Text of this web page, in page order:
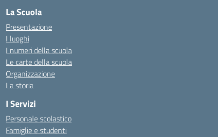
La Scuola
Presentazione
I luoghi
I numeri della scuola
Le carte della scuola
Organizzazione
La storia
I Servizi
Personale scolastico
Famiglie e studenti